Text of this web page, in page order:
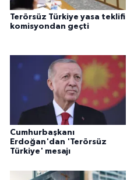
Terörsüz Türkiye yasa teklifi
komisyondan geçti
Cumhurbaşkanı
Erdoğan'dan 'Terörsüz
Türkiye' mesajı